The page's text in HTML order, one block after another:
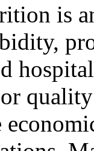
is